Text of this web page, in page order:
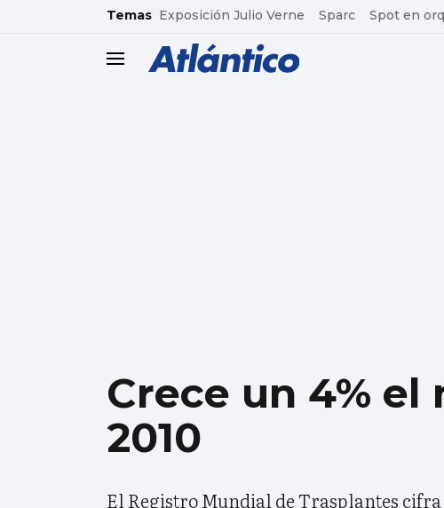
common.go-to-content
Temas Exposición Julio Verne Sparc Spot en
header.menu.open
Crece un 4%
2010
El Registro Mundial de Trasplantes cifra